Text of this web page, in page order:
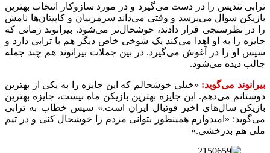
ترابی تندیس را در دست می‌گیرد و در مورد سازوکار انتخاب بهترین
بازیکن سوال می‌پرسد و وقتی می‌داند سرمربیان و کاپیتان‌ها نامش
را در نظرسنجی قرار دادند، خوشحال‌تر می‌شود. بیرانوند زمانی که
جایزه را به او اهدا می‌کند یک شوخی خاص دیگر هم با ترابی دارد و
سپس او را در آغوش می‌گیرد. در بین جملات بیرانوند هم چند جمله
جالب دیده می‌شود.
بیرانوند می‌گوید: «خیلی خوشحالم که این جایزه را به یکی از بهترین
دوستانم می‌دهم. این جایزه بهترین بازیکن ماه نیست، جایزه بهترین
بازیکن سال‌های اخیر فوتبال ایران است.» سپس خطاب به ترابی
می‌گوید: «امیدوارم همینطور بتوانی مردم را خوشحال کنی و در تیم
ملی هم بدرخشی.»